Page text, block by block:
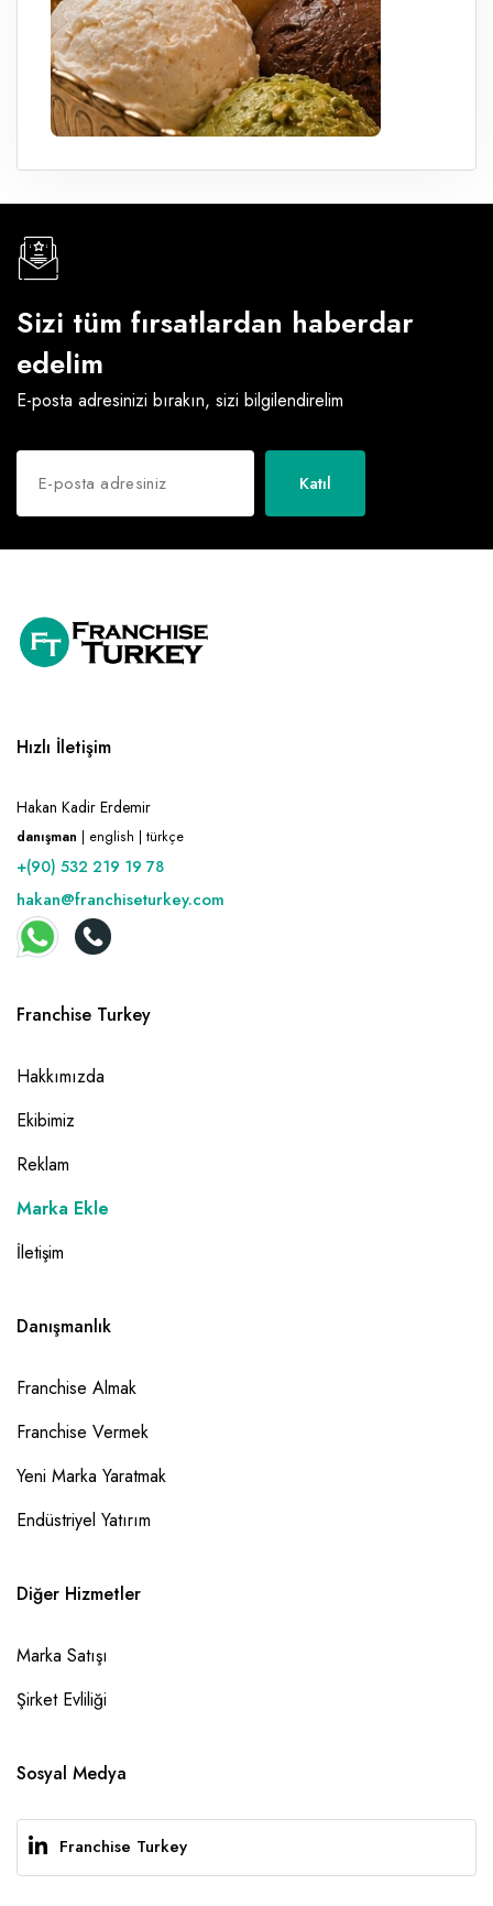
Sizi tüm fırsatlardan haberdar
edelim
E-posta adresinizi bırakın, sizi bilgilendirelim
Katıl
Hızlı İletişim
Hakan Kadir Erdemir
danışman | english | türkçe
+(90) 532 219 19 78
hakan@franchiseturkey.com
Franchise Turkey
Hakkımızda
Ekibimiz
Reklam
Marka Ekle
İletişim
Danışmanlık
Franchise Almak
Franchise Vermek
Yeni Marka Yaratmak
Endüstriyel Yatırım
Diğer Hizmetler
Marka Satışı
Şirket Evliliği
Sosyal Medya
Franchise Turkey